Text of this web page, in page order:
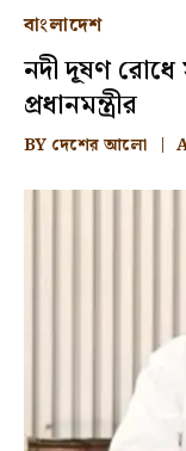
বাংলাদেশ
নদী দূষণ রোধে
প্রধানমন্ত্রীর
BY দেশের আলো